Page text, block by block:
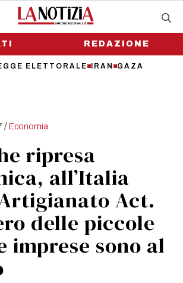
ELETTORALE IRAN GAZA
REDAZIONE
/Economia
ripresa
all’Italia
Act.
delle piccole
imprese sono al